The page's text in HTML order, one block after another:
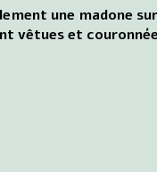
une madone
vêtues et